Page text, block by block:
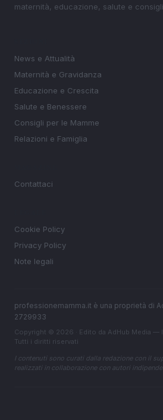
maternità, educazione, salute e
News e Attualità
Maternità e Gravidanza
Educazione e Crescita
Salute e Benessere
Consigli per le Mamme
Relazioni e Famiglia
Contattaci
Cookie Policy
Privacy Policy
Note legali
professionemamma.it è una proprietà di
2729933
Copyright © 2026 · Edito da AdHub Media —
Tutti i diritti riservati
I contenuti sono curati dalla redazione con il
realizzati in collaborazione con autori